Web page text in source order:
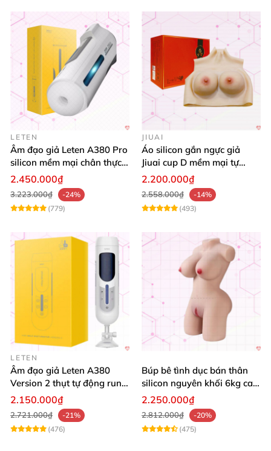
LETEN
Âm đạo giả Leten A380 Pro
silicon mềm mại chân thực
tăng hưng phấn
2.450.000₫
3.223.000₫
-24%
(779)
JIUAI
Áo silicon gắn ngực giả
Jiuai cup D mềm mại tự
nhiên đẹp
2.200.000₫
2.558.000₫
-14%
(493)
LETEN
Âm đạo giả Leten A380
Version 2 thụt tự động rung
mạnh phiêu lưu
2.150.000₫
2.721.000₫
-21%
(476)
Búp bê tình dục bán thân
silicon nguyên khối 6kg cao
cấp, mềm mịn, giá siêu tốt
2.250.000₫
2.812.000₫
-20%
(475)